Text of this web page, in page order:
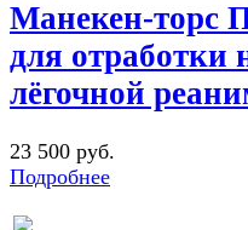
Манекен-
для отработки
лёгочной
23 500 руб.
Подробнее